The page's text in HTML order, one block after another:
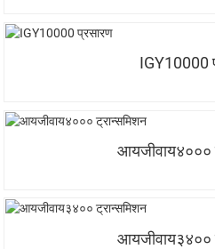
IGY10000
आयजीवाय४०००
आयजीवाय३४००